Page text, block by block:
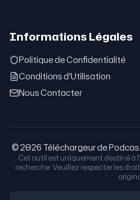
Informations Légales
Politique de Confidentialité
Conditions d'Utilisation
Nous Contacter
© 2026 Téléchargeur de
Cet outil est uniquement destiné à
recherche. Veuillez respecter les